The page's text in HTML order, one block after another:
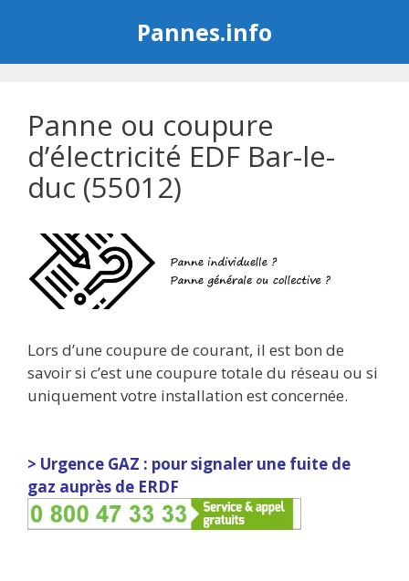
Pannes.info
Panne ou coupure
d’électricité EDF Bar-le-
duc (55012)
Lors d’une coupure de courant, il est bon de
savoir si c’est une coupure totale du réseau ou si
uniquement votre installation est concernée.
> Urgence GAZ : pour signaler une fuite de
gaz auprès de ERDF